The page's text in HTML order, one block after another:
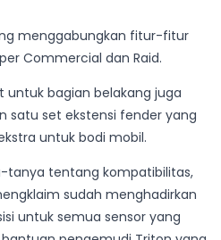
menggabungkan fitur-fitur
Commercial dan Raid.
untuk bagian belakang juga
satu set ekstensi fender yang
untuk bodi mobil.
tanya tentang kompatibilitas,
sudah menghadirkan
untuk semua sensor yang